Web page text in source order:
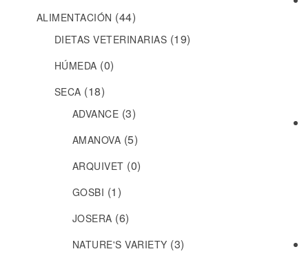
ALIMENTACIÓN (44)
DIETAS VETERINARIAS (19)
HÚMEDA (0)
SECA (18)
ADVANCE (3)
AMANOVA (5)
ARQUIVET (0)
GOSBI (1)
JOSERA (6)
NATURE'S VARIETY (3)